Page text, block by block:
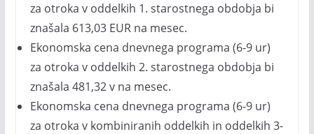
za otroka v oddelkih 1. starostnega obdobja bi
znašala 613,03 EUR na mesec.
Ekonomska cena dnevnega programa (6-9 ur)
za otroka v oddelkih 2. starostnega obdobja bi
znašala 481,32 v na mesec.
Ekonomska cena dnevnega programa (6-9 ur)
za otroka v kombiniranih oddelkih in oddelkih 3-